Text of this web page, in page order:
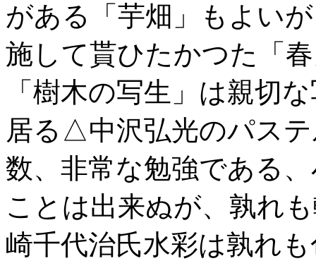
がある「芋畑」もよい
施して貰ひたかつた「
「樹木の写生」は親切
居る△中沢弘光のパス
数、非常な勉強である
ことは出来ぬが、孰れ
崎千代治氏水彩は孰れ